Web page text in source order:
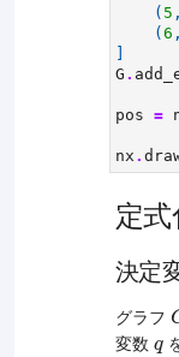
( 5 ,
(6 ,
]
G .
pos =
nx .
定式
決定
グラフ
変数 q
q